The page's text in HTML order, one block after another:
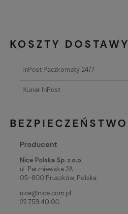
KOSZTY DOSTAWY
InPost Paczkomaty 24/7
Kurier InPost
BEZPIECZEŃSTWO
Producent
Nice Polska Sp. z o.o.
ul. Parzniewska 2A
05-800 Pruszków, Polska
nice@nice.com.pl
22 759 40 00